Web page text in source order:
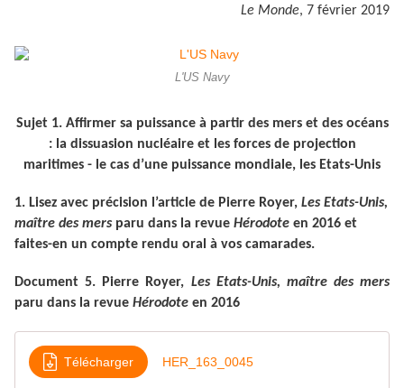
Le Monde, 7 février 2019
L'US Navy
Sujet 1. Affirmer sa puissance à partir des mers et des océans
: la dissuasion nucléaire et les forces de projection
maritimes - le cas d’une puissance mondiale, les Etats-Unis
1. Lisez avec précision l’article de Pierre Royer, Les Etats-Unis,
maître des mers paru dans la revue Hérodote en 2016 et
faites-en un compte rendu oral à vos camarades.
Document 5. Pierre Royer, Les Etats-Unis, maître des mers
paru dans la revue Hérodote en 2016
Télécharger HER_163_0045